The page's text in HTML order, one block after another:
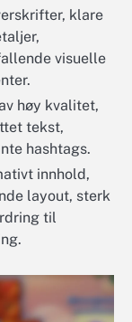
klare
visuelle
høy kvalitet,
tekst,
hashtags.
innhold,
layout, sterk
til